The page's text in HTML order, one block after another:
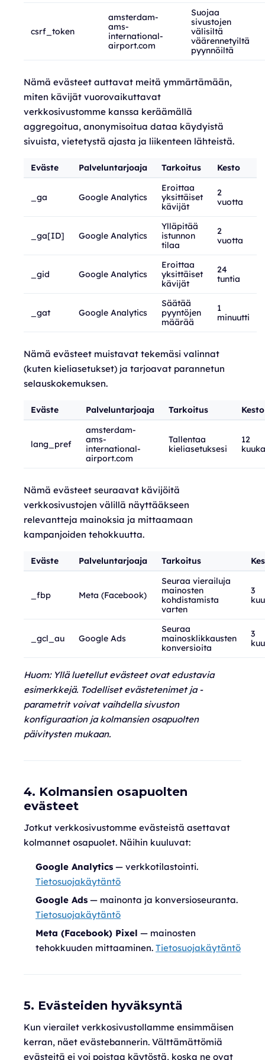
csrf_token
amsterdam-
ams-
international-
airport.com
Suojaa
sivustojen
välisiltä
väärennetyiltä
pyynnöiltä
Nämä evästeet auttavat meitä ymmärtämään,
miten kävijät vuorovaikuttavat
verkkosivustomme kanssa keräämällä
aggregoitua, anonymisoitua dataa käydyistä
sivuista, vietetystä ajasta ja liikenteen lähteistä.
Eväste Palveluntarjoaja Tarkoitus Kesto
_ga Google Analytics
Eroittaa
yksittäiset
kävijät
2
vuotta
_ga[ID] Google Analytics
Ylläpitää
istunnon
tilaa
2
vuotta
_gid Google Analytics
Eroittaa
yksittäiset
kävijät
24
tuntia
_gat Google Analytics
Säätää
pyyntöjen
määrää
1
minuutti
Nämä evästeet muistavat tekemäsi valinnat
(kuten kieliasetukset) ja tarjoavat parannetun
selauskokemuksen.
Eväste Palveluntarjoaja Tarkoitus Kesto
lang_pref
amsterdam-
ams-
international-
airport.com
Tallentaa
kieliasetuksesi
12
Nämä evästeet seuraavat kävijöitä
verkkosivustojen välillä näyttääkseen
relevantteja mainoksia ja mittaamaan
kampanjoiden tehokkuutta.
Eväste Palveluntarjoaja Tarkoitus
_fbp Meta (Facebook)
Seuraa vierailuja
mainosten
kohdistamista
varten
3
_gcl_au Google Ads
Seuraa
mainosklikkausten
konversioita
3
Huom: Yllä luetellut evästeet ovat edustavia
esimerkkejä. Todelliset evästetenimet ja -
parametrit voivat vaihdella sivuston
konfiguraation ja kolmansien osapuolten
päivitysten mukaan.
4. Kolmansien osapuolten
evästeet
Jotkut verkkosivustomme evästeistä asettavat
kolmannet osapuolet. Näihin kuuluvat:
Google Analytics — verkkotilastointi.
Tietosuojakäytäntö
Google Ads — mainonta ja konversioseuranta.
Tietosuojakäytäntö
Meta (Facebook) Pixel — mainosten
tehokkuuden mittaaminen. Tietosuojakäytäntö
5. Evästeiden hyväksyntä
Kun vierailet verkkosivustollamme ensimmäisen
kerran, näet evästebannerin. Välttämättömiä
evästeitä ei voi poistaa käytöstä, koska ne ovat